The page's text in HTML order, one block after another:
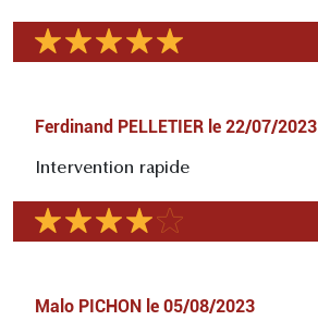
Ferdinand PELLETIER le 22/07/2023
Intervention rapide
Malo PICHON le 05/08/2023